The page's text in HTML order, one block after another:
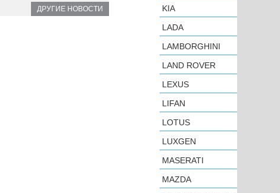
ДРУГИЕ НОВОСТИ
KIA
LADA
LAMBORGHINI
LAND ROVER
LEXUS
LIFAN
LOTUS
LUXGEN
MASERATI
MAZDA